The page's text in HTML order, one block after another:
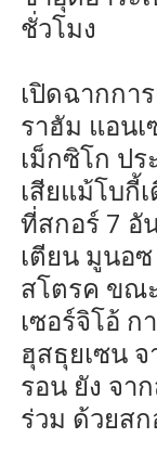
ชั่วโมง
เปิดฉากกา
ราฮัม แอน
เม็กซิโก ปร
เสียแม้โบกี้
ที่สกอร์ 7 อั
เตียน มูนอ
สโตรค ขณ
เซอร์จิโอ้ ก
ฮุสธุยเซน
รอน ยัง จา
ร่วม ด้วยส